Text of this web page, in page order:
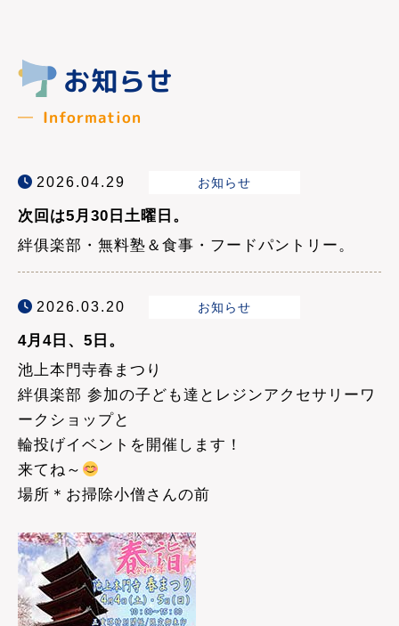
お知らせ
Information
2026.04.29 お知らせ
次回は5月30日土曜日。
絆俱楽部・無料塾＆食事・フードパントリー。
2026.03.20 お知らせ
4月4日、5日。
池上本門寺春まつり
絆俱楽部 参加の子ども達とレジンアクセサリーワ
ークショップと
輪投げイベントを開催します！
来てね～
場所＊お掃除小僧さんの前